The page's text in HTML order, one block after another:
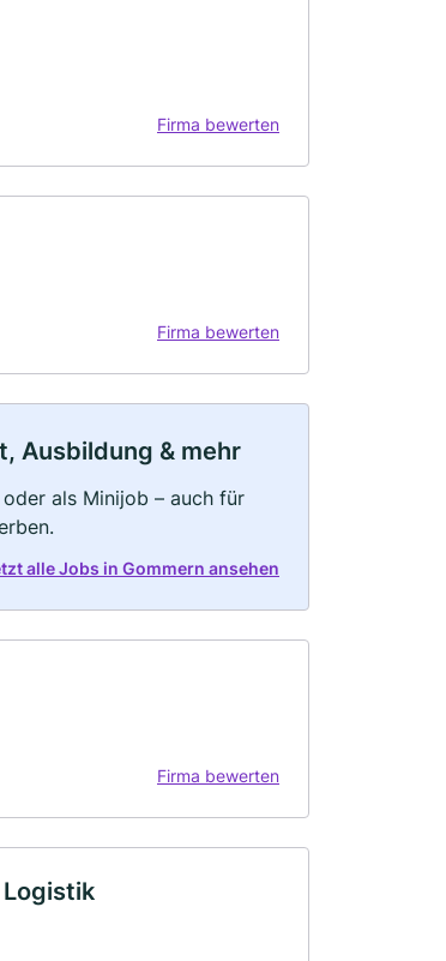
Firma bewerten
Firma bewerten
Ausbildung & mehr
als Minijob – auch für
alle Jobs in Gommern ansehen
Firma bewerten
Logistik